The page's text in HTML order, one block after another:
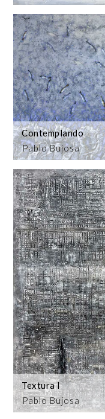
Pablo Bujosa
Contemplando
Pablo Bujosa
Textura I